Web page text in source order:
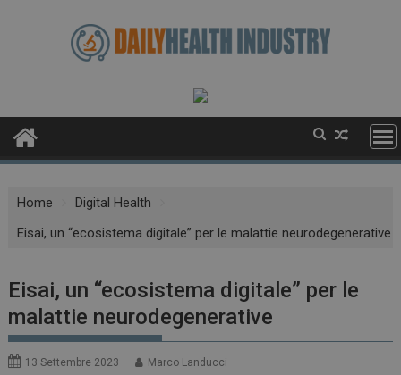
Home
Digital Health
Eisai, un “ecosistema digitale” per le malattie neurodegenerative
Eisai, un “ecosistema digitale” per le
malattie neurodegenerative
13 Settembre 2023 Marco Landucci